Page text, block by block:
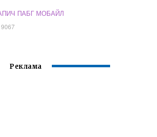
ПАБГ МОБАЙЛ
9067
Реклама